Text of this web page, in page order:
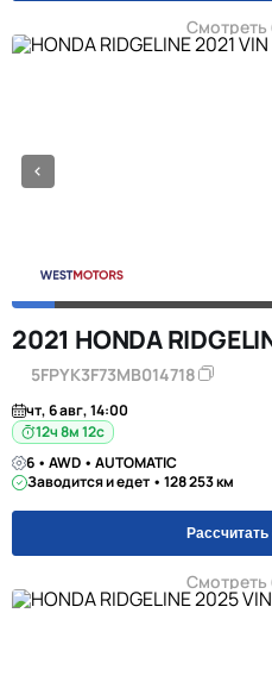
Смотреть
2021 HONDA
5FPYK3F73MB014718
чт, 6 авг, 14:00
12ч 8м 11с
6 • AWD • AUTOMATIC
Заводится и едет • 128 253 км
Смотреть